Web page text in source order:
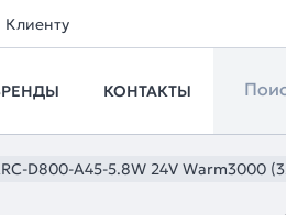
Клиенту
КОНТАКТЫ
D800-A45-5.8W 24V Warm3000